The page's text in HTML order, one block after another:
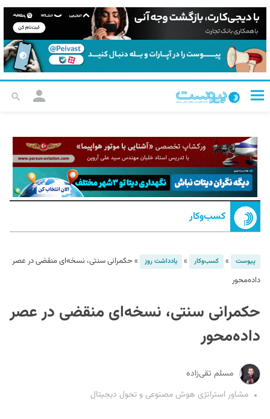
کسب‌و‌کار
پیوست » کسب‌و‌کار » یادداشت روز » حکمرانی سنتی، نسخه‌ای منقضی در عصر
داده‌محور
حکمرانی سنتی، نسخه‌ای منقضی در عصر
داده‌محور
مسلم تقی‌زاده
مشاور استراتژی هوش مصنوعی و تحول دیجیتال